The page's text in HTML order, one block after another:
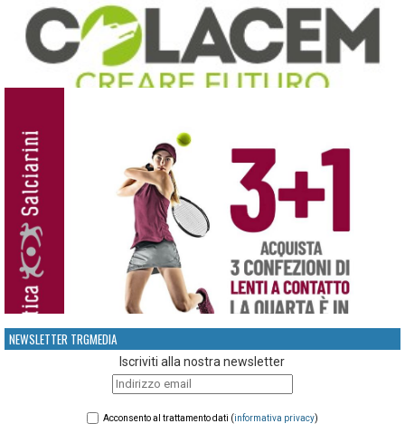
NEWSLETTER TRGMEDIA
Iscriviti alla nostra newsletter
Acconsento al trattamento dati (informativa privacy)